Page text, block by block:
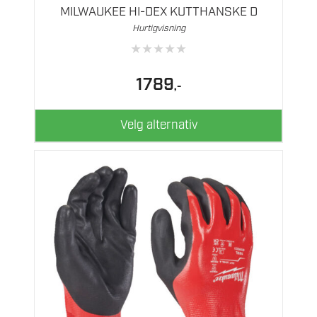
MILWAUKEE HI-DEX KUTTHANSKE D
Hurtigvisning
★★★★★
1789,-
Velg alternativ
produktsiden